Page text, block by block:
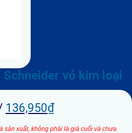
vỏ kim loại
136,950₫
sản xuất, không phải là giá cuối và chưa